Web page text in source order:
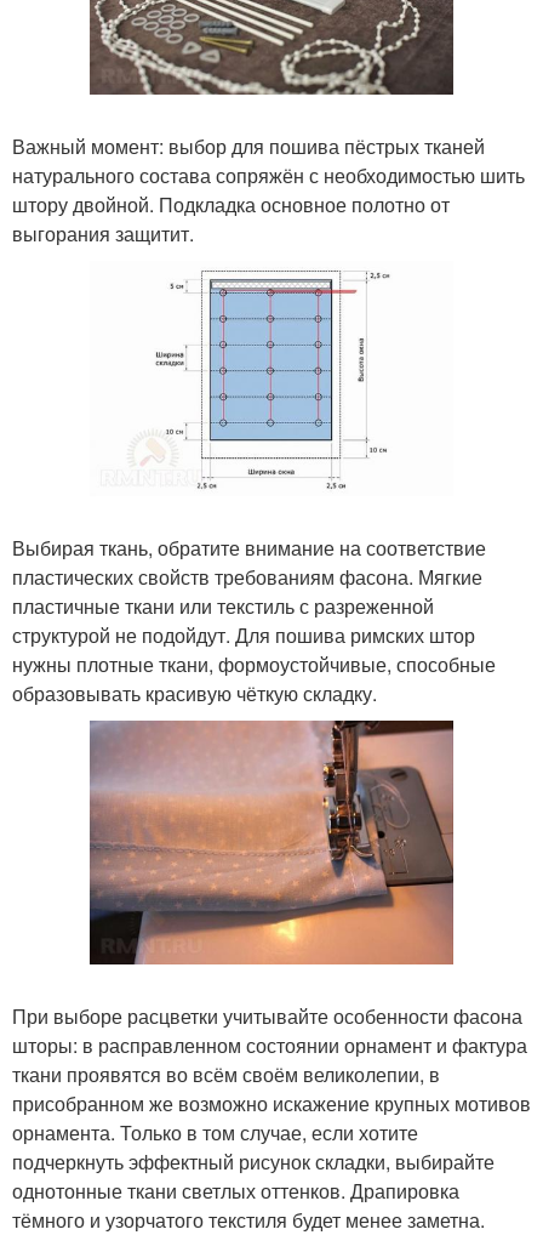
Важный момент: выбор для пошива пёстрых тканей
натурального состава сопряжён с необходимостью шить
штору двойной. Подкладка основное полотно от
выгорания защитит.
Выбирая ткань, обратите внимание на соответствие
пластических свойств требованиям фасона. Мягкие
пластичные ткани или текстиль с разреженной
структурой не подойдут. Для пошива римских штор
нужны плотные ткани, формоустойчивые, способные
образовывать красивую чёткую складку.
При выборе расцветки учитывайте особенности фасона
шторы: в расправленном состоянии орнамент и фактура
ткани проявятся во всём своём великолепии, в
присобранном же возможно искажение крупных мотивов
орнамента. Только в том случае, если хотите
подчеркнуть эффектный рисунок складки, выбирайте
однотонные ткани светлых оттенков. Драпировка
тёмного и узорчатого текстиля будет менее заметна.